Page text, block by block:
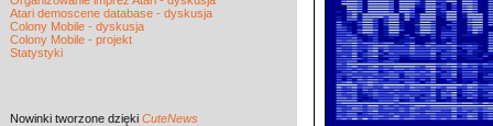
Atari demoscene database - dyskusja
Colony Mobile - dyskusja
Colony Mobile - projekt
Statystyki
Nowinki tworzone dzięki CuteNews